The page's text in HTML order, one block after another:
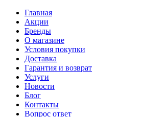
Главная
Акции
Бренды
О магазине
Условия покупки
Доставка
Гарантия и возврат
Услуги
Новости
Блог
Контакты
Вопрос ответ